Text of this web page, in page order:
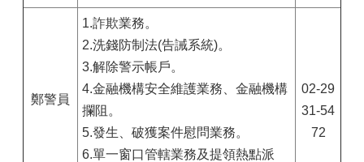
鄭警員
1.詐欺業務。
2.洗錢防制法(告誡系統)。
3.解除警示帳戶。
4.金融機構安全維護業務、金融機構
攔阻。
5.發生、破獲案件慰問業務。
6.單一窗口管轄業務及提領熱點派
02-29
31-54
72